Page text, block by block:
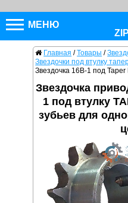
МЕНЮ
Главная / Товары /
Звездочки под втулку
Звездочка 16B-1 под
Звездочка
1 под втулку
зубьев для